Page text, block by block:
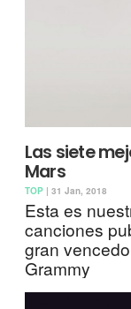
Las siete
Mars
TOP | 31 Jan, 2018
Esta es
canciones
gran
Grammy